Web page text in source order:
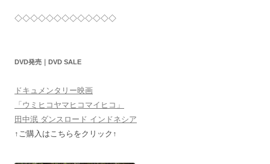
◇◇◇◇◇◇◇◇◇◇◇◇◇
DVD発売｜DVD SALE
ドキュメンタリー映画
「ウミヒコヤマヒコマイヒコ」
田中泯 ダンスロード インドネシア
↑ご購入はこちらをクリック↑